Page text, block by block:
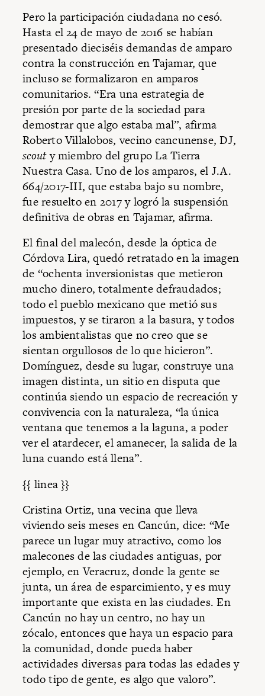
Pero la participación ciudadana no cesó.
Hasta el 24 de mayo de 2016 se habían
presentado dieciséis demandas de amparo
contra la construcción en Tajamar, que
incluso se formalizaron en amparos
comunitarios. “Era una estrategia de
presión por parte de la sociedad para
demostrar que algo estaba mal”, afirma
Roberto Villalobos, vecino cancunense, DJ,
scouty miembro del grupo La Tierra
Nuestra Casa. Uno de los amparos, el J.A.
664/2017-III, que estaba bajo su nombre,
fue resuelto en 2017 y logró la suspensión
definitiva de obras en Tajamar, afirma.
El final del malecón, desde la óptica de
Córdova Lira, quedó retratado en la imagen
de “ochenta inversionistas que metieron
mucho dinero, totalmente defraudados;
todo el pueblo mexicano que metió sus
impuestos, y se tiraron a la basura, y todos
los ambientalistas que no creo que se
sientan orgullosos de lo que hicieron”.
Domínguez, desde su lugar, construye una
imagen distinta, un sitio en disputa que
continúa siendo un espacio de recreación y
convivencia con la naturaleza, “la única
ventana que tenemos a la laguna, a poder
ver el atardecer, el amanecer, la salida de la
luna cuando está llena”.
{{ linea }}
Cristina Ortiz, una vecina que lleva
viviendo seis meses en Cancún, dice: “Me
parece un lugar muy atractivo, como los
malecones de las ciudades antiguas, por
ejemplo, en Veracruz, donde la gente se
junta, un área de esparcimiento, y es muy
importante que exista en las ciudades. En
Cancún no hay un centro, no hay un
zócalo, entonces que haya un espacio para
la comunidad, donde pueda haber
actividades diversas para todas las edades y
todo tipo de gente, es algo que valoro”.